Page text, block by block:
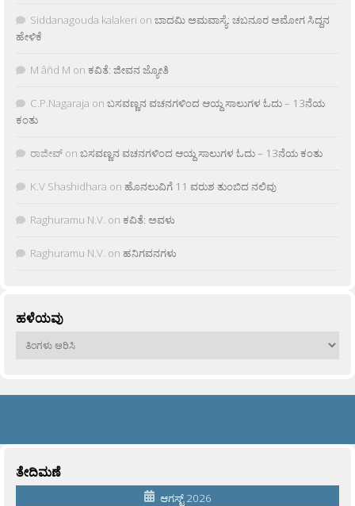
Siddanagouda kalakeri on ಬಾದಮಿ ಅಮವಾಸ್ಯೆ: ಚಬನೂರ ಅಮೋಗ ಸಿದ್ದನ
ಹೇಳಿಕೆ
M âñd M on ಕವಿತೆ: ಜೀವನ ಜ್ಯೋತಿ
C.P.Nagaraja on ಬಸವಣ್ಣನ ವಚನಗಳಿಂದ ಆಯ್ದ ಸಾಲುಗಳ ಓದು – 13ನೆಯ
ಕಂತು
ರಾಜೀವ್ on ಬಸವಣ್ಣನ ವಚನಗಳಿಂದ ಆಯ್ದ ಸಾಲುಗಳ ಓದು – 13ನೆಯ ಕಂತು
K.V Shashidhara on ಹೊನಲುವಿಗೆ 11 ವರುಶ ತುಂಬಿದ ನಲಿವು
Raghuramu N.V. on ಕವಿತೆ: ಅವಳು
Raghuramu N.V. on ಹನಿಗವನಗಳು
ಹಳೆಯವು
ಹಳೆಯವು
ತೇದಿಮಣೆ
ಆಗಸ್ಟ್ 2026